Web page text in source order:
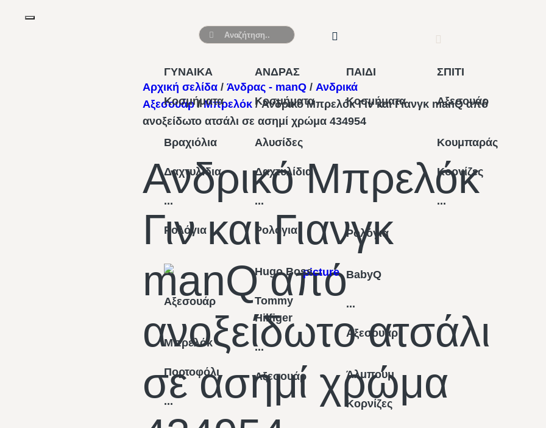
ΓΥΝΑΙΚΑ
Κοσμήματα
Βραχιόλια
Δαχτυλίδια
...
Ρολόγια
Αξεσουάρ
Μπρελόκ
Πορτοφόλι
...
ΑΝΔΡΑΣ
Κοσμήματα
Αλυσίδες
Δαχτυλίδια
...
Ρολόγια
Hugo Boss
Tommy
Hilfiger
...
Αξεσουάρ
ΠΑΙΔΙ
Κοσμήματα
Ρολόγια
BabyQ
...
Αξεσουάρ
Άλμπουμ
Κορνίζες
ΣΠΙΤΙ
Αξεσουάρ
Κουμπαράς
Κορνίζες
...
Αρχική σελίδα / Άνδρας - manQ / Ανδρικά
Αξεσουάρ/Μπρελόκ / Ανδρικό Μπρελόκ Γιν και Γιανγκ manQ από
ανοξείδωτο ατσάλι σε ασημί χρώμα 434954
Ανδρικό Μπρελόκ
Γιν και Γιανγκ
manQ από
ανοξείδωτο ατσάλι
σε ασημί χρώμα